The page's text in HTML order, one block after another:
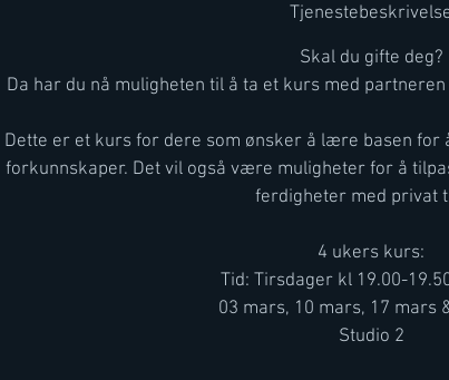
Skal du gifte deg?
Da har du nå muligheten til å ta et kurs med
Dette er et kurs for dere som ønsker å lære basen for
forkunnskaper. Det vil også være muligheter for å
ferdigheter med privat
4 ukers kurs:
Tid: Tirsdager kl 19.00-
03 mars, 10 mars, 17 mars
Studio 2